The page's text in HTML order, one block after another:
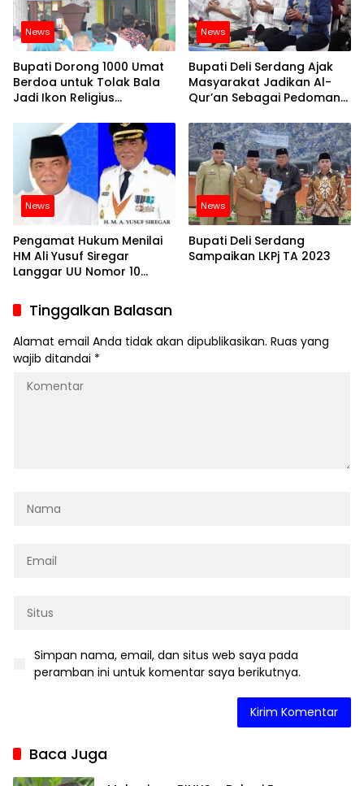
News
Bupati Dorong 1000 Umat
Berdoa untuk Tolak Bala
Jadi Ikon Religius
News
Bupati Deli Serdang Ajak
Masyarakat Jadikan Al-
Qur’an Sebagai Pedoman
News
Pengamat Hukum Menilai
HM Ali Yusuf Siregar
Langgar UU Nomor 10
News
Bupati Deli Serdang
Sampaikan LKPj TA 2023
Tinggalkan Balasan
Alamat email Anda tidak akan dipublikasikan. Ruas yang
wajib ditandai *
Simpan nama, email, dan situs web saya pada
peramban ini untuk komentar saya berikutnya.
Baca Juga